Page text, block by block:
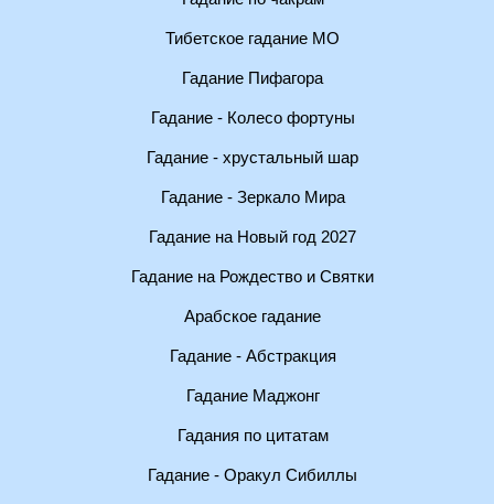
Тибетское гадание МО
Гадание Пифагора
Гадание - Колесо фортуны
Гадание - хрустальный шар
Гадание - Зеркало Мира
Гадание на Новый год 2027
Гадание на Рождество и Святки
Арабское гадание
Гадание - Абстракция
Гадание Маджонг
Гадания по цитатам
Гадание - Оракул Сибиллы